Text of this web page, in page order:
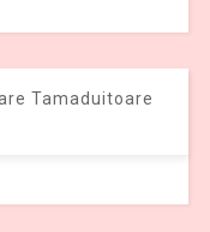
Tamaduitoare